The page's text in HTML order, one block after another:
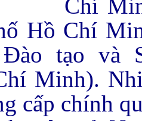
Chí
Hồ Chí
tạo và
Minh).
cấp chính